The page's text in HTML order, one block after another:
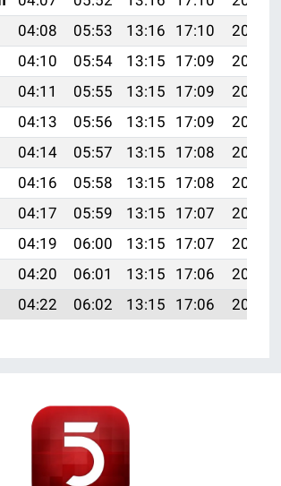
04:08 05:53 13:16 17:10
20:28
04:10 05:54 13:15 17:09
20:27
04:11 05:55 13:15 17:09
20:26
04:13 05:56 13:15 17:09
20:25
04:14 05:57 13:15 17:08
20:24
04:16 05:58 13:15 17:08
20:23
04:17 05:59 13:15 17:07
20:21
04:19 06:00 13:15 17:07
20:20
04:20 06:01 13:15 17:06
20:19
04:22 06:02 13:15 17:06 20:18